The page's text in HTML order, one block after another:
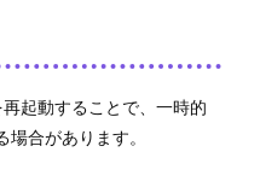
起動することで、一時的
合があります。